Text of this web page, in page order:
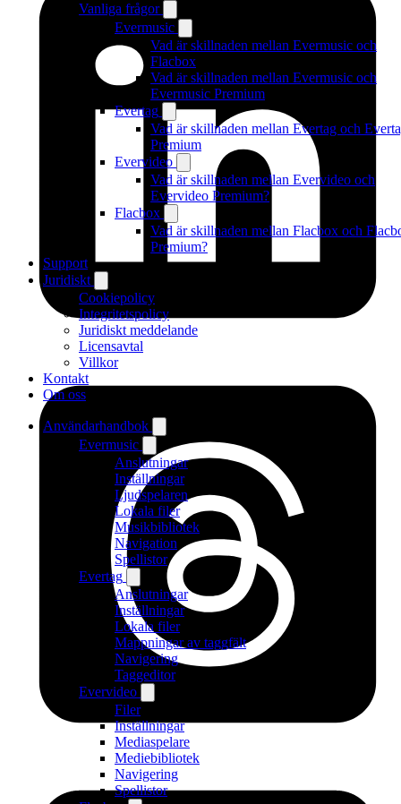
Vanliga frågor
Evermusic
Vad är skillnaden mellan Evermusic och
Flacbox
Vad är skillnaden mellan Evermusic och
Evermusic Premium
Evertag
Vad är skillnaden mellan Evertag och
Premium
Evervideo
Vad är skillnaden mellan Evervideo och
Evervideo Premium?
Flacbox
Vad är skillnaden mellan Flacbox och
Premium?
Support
Juridiskt
Cookiepolicy
Integritetspolicy
Juridiskt meddelande
Licensavtal
Villkor
Kontakt
Om oss
Användarhandbok
Evermusic
Anslutningar
Inställningar
Ljudspelaren
Lokala filer
Musikbibliotek
Navigation
Spellistor
Evertag
Anslutningar
Inställningar
Lokala filer
Mappningar av taggfält
Navigering
Taggeditor
Evervideo
Filer
Inställningar
Mediaspelare
Mediebibliotek
Navigering
Spellistor